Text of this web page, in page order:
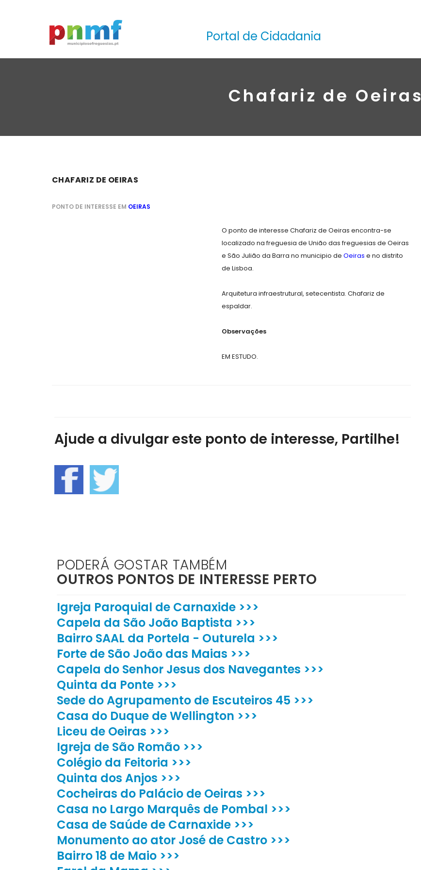
Portal de Cidadania
Chafariz de Oeiras
CHAFARIZ DE OEIRAS
PONTO DE INTERESSE EM OEIRAS
O ponto de interesse Chafariz de Oeiras encontra-se
localizado na freguesia de União das freguesias de Oeiras
e São Julião da Barra no municipio de Oeiras e no distrito
de Lisboa.
Arquitetura infraestrutural, setecentista. Chafariz de
espaldar.
Observações
EM ESTUDO.
Ajude a divulgar este ponto de interesse, Partilhe!
PODERÁ GOSTAR TAMBÉM
OUTROS PONTOS DE INTERESSE PERTO
Igreja Paroquial de Carnaxide >>>
Capela da São João Baptista >>>
Bairro SAAL da Portela - Outurela >>>
Forte de São João das Maias >>>
Capela do Senhor Jesus dos Navegantes >>>
Quinta da Ponte >>>
Sede do Agrupamento de Escuteiros 45 >>>
Casa do Duque de Wellington >>>
Liceu de Oeiras >>>
Igreja de São Romão >>>
Colégio da Feitoria >>>
Quinta dos Anjos >>>
Cocheiras do Palácio de Oeiras >>>
Casa no Largo Marquês de Pombal >>>
Casa de Saúde de Carnaxide >>>
Monumento ao ator José de Castro >>>
Bairro 18 de Maio >>>